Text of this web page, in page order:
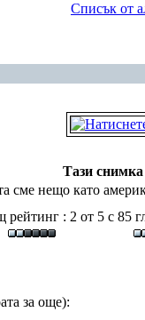
Списък от
Тази снимка
сме нещо като
рейтинг : 2 от 5 с 85
за още):